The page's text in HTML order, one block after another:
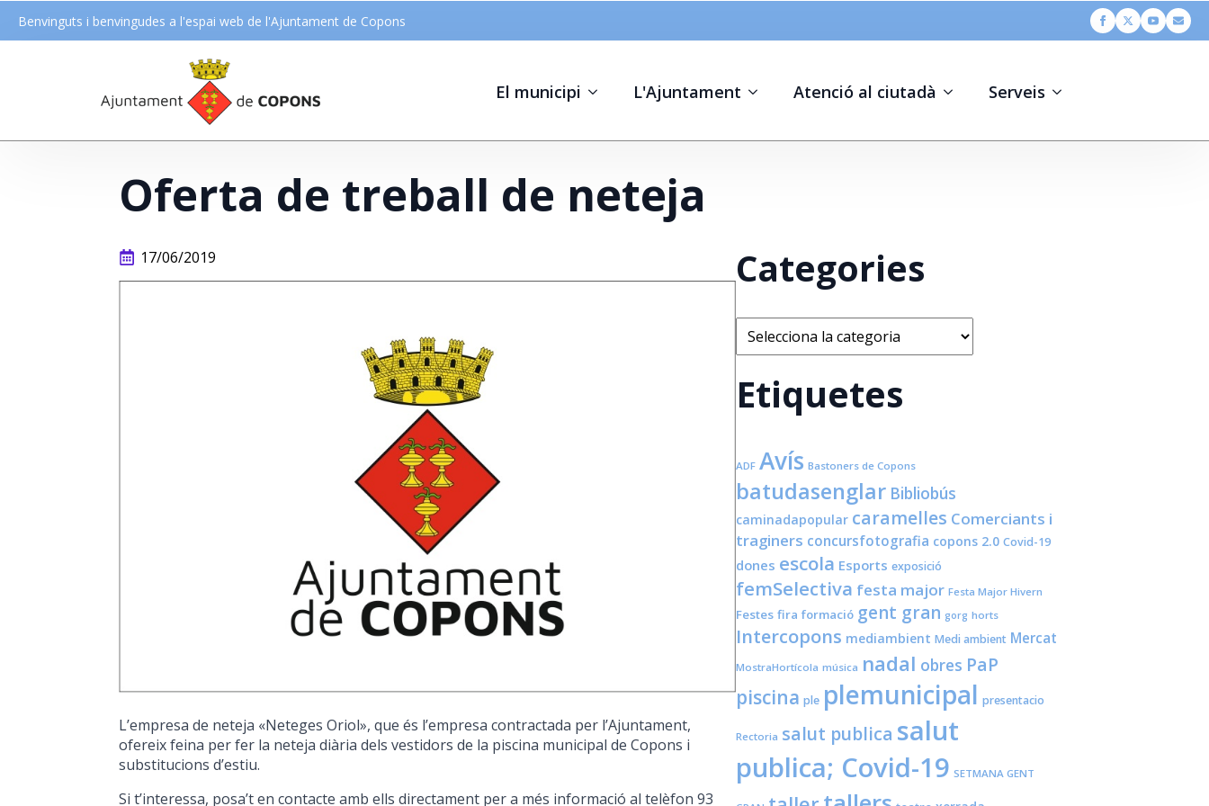
Benvinguts i benvingudes a l'espai web de l'Ajuntament de Copons
El municipi L'Ajuntament Atenció al ciutadà Serveis
Oferta de treball de neteja
17/06/2019
L’empresa de neteja «Neteges Oriol», que és l’empresa contractada per l’Ajuntament,
ofereix feina per fer la neteja diària dels vestidors de la piscina municipal de Copons i
substitucions d’estiu.
Si t’interessa, posa’t en contacte amb ells directament per a més informació al telèfon 93
Categories
Categories
Etiquetes
ADF Avís Bastoners de Copons
batudasenglar Bibliobús
caminadapopular caramelles Comerciants i
traginers concursfotografia copons 2.0 Covid-19
dones escola Esports exposició
femSelectiva festa major Festa Major Hivern
Festes fira formació gent gran gorg horts
Intercopons mediambient Medi ambient Mercat
MostraHortícola música nadal obres PaP
piscina ple plemunicipal presentacio
Rectoria salut publica salut
publica; Covid-19 SETMANA GENT